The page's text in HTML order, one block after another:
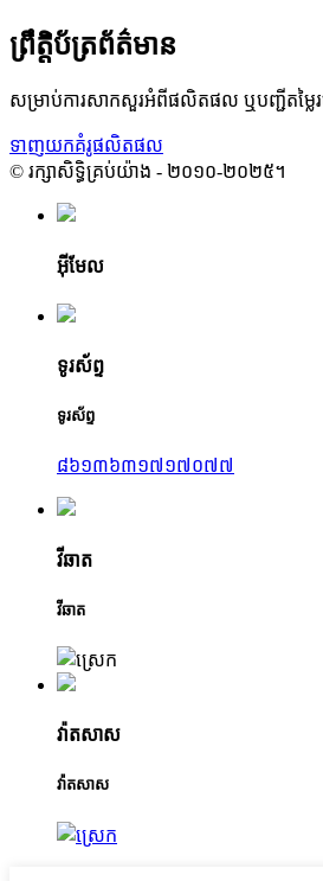
ព្រឹត្តិប័ត្រព័ត៌មាន
សម្រាប់ការសាកសួរអំពីផលិតផល ឬបញ្ជីតម្ល
ទាញយកគំរូផលិតផល
© រក្សាសិទ្ធិគ្រប់យ៉ាង - ២០១០-២០២៥។
អ៊ីមែល
ទូរស័ព្ទ
ទូរស័ព្ទ
៨៦១៣៦៣១៧១៧០៧៧
វីឆាត
វីឆាត
វ៉ាតសាស
វ៉ាតសាស